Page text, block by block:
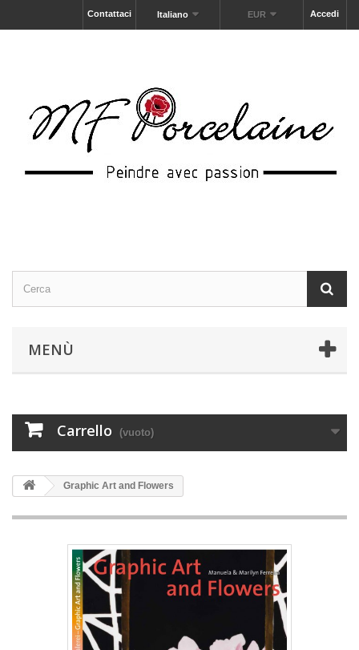
Accedi
EUR
Italiano
Contattaci
MENÙ
Carrello (vuoto)
Graphic Art and Flowers